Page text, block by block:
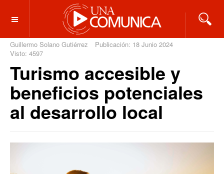
OFF CANVAS
Guillermo Solano Gutiérrez
Publicación: 18 Junio 2024
Visto: 4597
Turismo accesible y
beneficios potenciales
al desarrollo local